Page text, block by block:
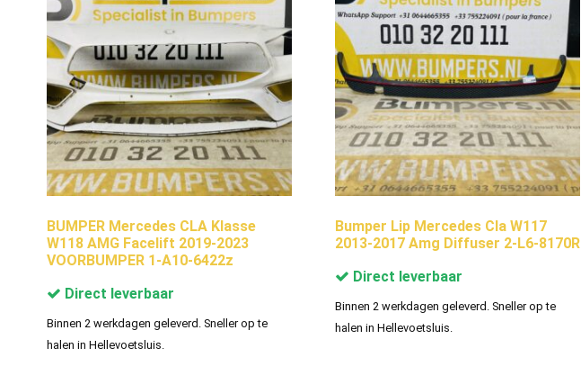
BUMPER Mercedes CLA Klasse
W118 AMG Facelift 2019-2023
VOORBUMPER 1-A10-6422z
Direct leverbaar
Binnen 2 werkdagen geleverd. Sneller op te
halen in Hellevoetsluis.
Bumper Lip Mercedes Cla W117
2013-2017 Amg Diffuser 2-L6-8170R
Direct leverbaar
Binnen 2 werkdagen geleverd. Sneller op te
halen in Hellevoetsluis.